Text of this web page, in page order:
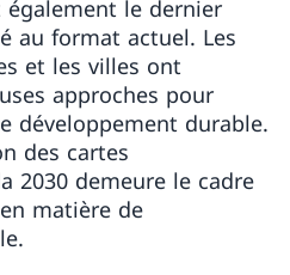
le dernier
au format actuel. Les
et les villes ont
approches pour
développement durable.
des cartes
2030 demeure le cadre
matière de